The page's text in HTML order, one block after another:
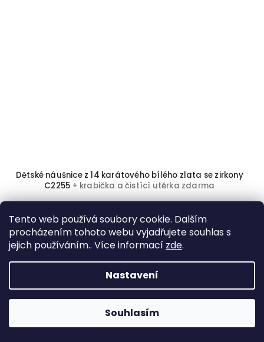
Tento web používá soubory cookie. Dalším
procházením tohoto webu vyjadřujete souhlas s
jejich používáním.. Více informací zde.
Nastavení
Souhlasím
Dětské náušnice z 14 karátového bílého zlata se zirkony
C2255 + krabička a čistící utěrka zdarma
DO KOŠÍKU